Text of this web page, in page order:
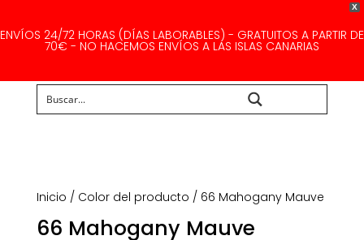
X
ENVÍOS 24/72 HORAS (DÍAS LABORABLES) - GRATUITOS A PARTIR DE
70€ - NO HACEMOS ENVÍOS A LAS ISLAS CANARIAS
Inicio / Color del producto / 66 Mahogany Mauve
66 Mahogany Mauve